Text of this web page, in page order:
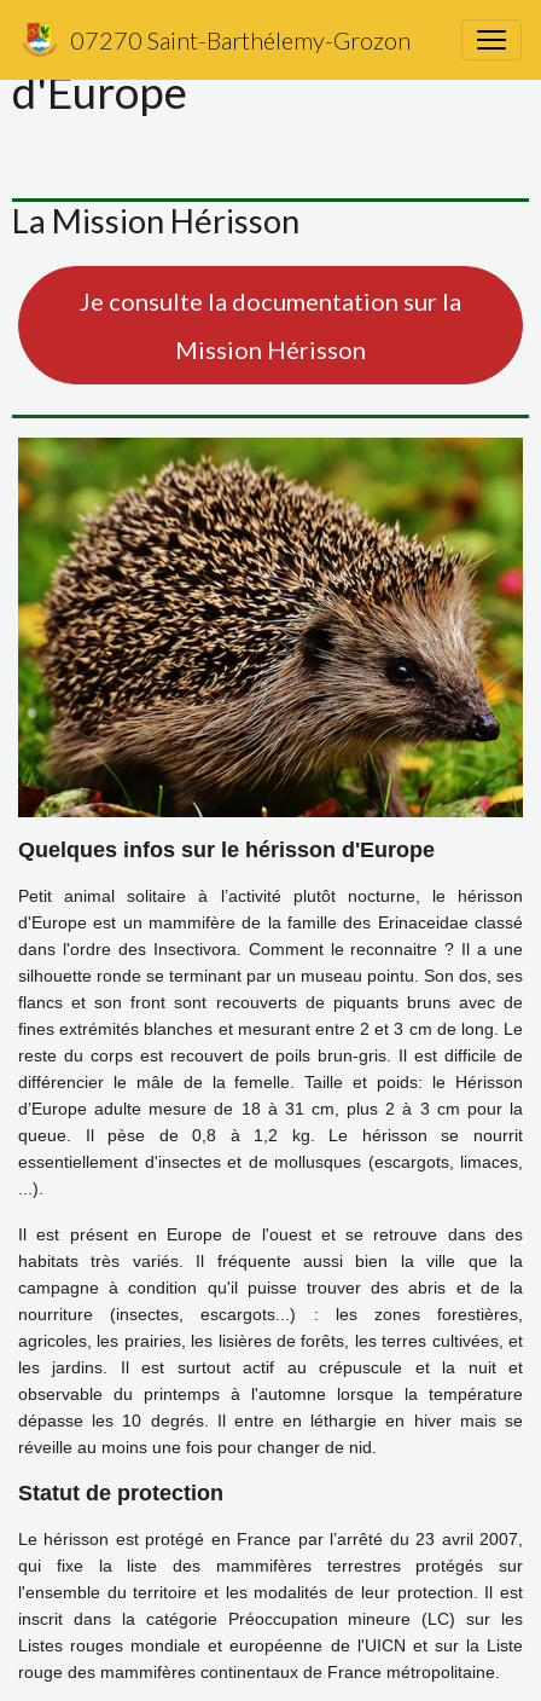
07270 Saint-Barthélemy-Grozon
Protégeons le hérisson
d'Europe
La Mission Hérisson
Je consulte la documentation sur la
Mission Hérisson
Quelques infos sur le hérisson d'Europe
Petit animal solitaire à l’activité plutôt nocturne, le hérisson
d'Europe est un mammifère de la famille des Erinaceidae classé
dans l'ordre des Insectivora. Comment le reconnaitre ? Il a une
silhouette ronde se terminant par un museau pointu. Son dos, ses
flancs et son front sont recouverts de piquants bruns avec de
fines extrémités blanches et mesurant entre 2 et 3 cm de long. Le
reste du corps est recouvert de poils brun-gris. Il est difficile de
différencier le mâle de la femelle.Taille et poids: le Hérisson
d’Europe adulte mesure de 18 à 31 cm, plus 2 à 3 cm pour la
queue. Il pèse de 0,8 à 1,2 kg. Le hérisson se nourrit
essentiellement d'insectes et de mollusques (escargots, limaces,
...).
Il est présent en Europe de l'ouest et se retrouve dans des
habitats très variés. Il fréquente aussi bien la ville que la
campagne à condition qu'il puisse trouver des abris et de la
nourriture (insectes, escargots...) : les zones forestières,
agricoles, les prairies, les lisières de forêts, les terres cultivées, et
les jardins. Il est surtout actif au crépuscule et la nuit et
observable du printemps à l'automne lorsque la température
dépasse les 10 degrés. Il entre en léthargie en hiver mais se
réveille au moins une fois pour changer de nid.
Statut de protection
Le hérisson est protégé en France par l’arrêté du 23 avril 2007,
qui fixe la liste des mammifères terrestres protégés sur
l'ensemble du territoire et les modalités de leur protection. Il est
inscrit dans la catégorie Préoccupation mineure (LC) sur les
Listes rouges mondiale et européenne de l'UICN et sur la Liste
rouge des mammifères continentaux de France métropolitaine.